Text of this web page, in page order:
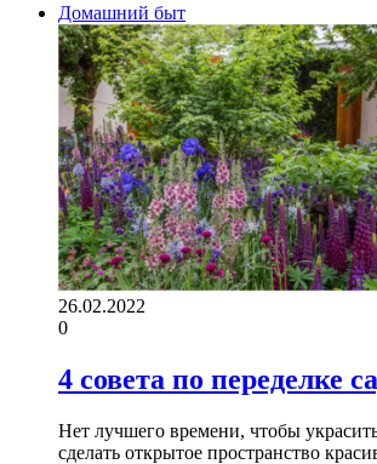
Домашний быт
26.02.2022
0
4 совета по переделке
Нет лучшего времени, чтобы
сделать открытое пространство